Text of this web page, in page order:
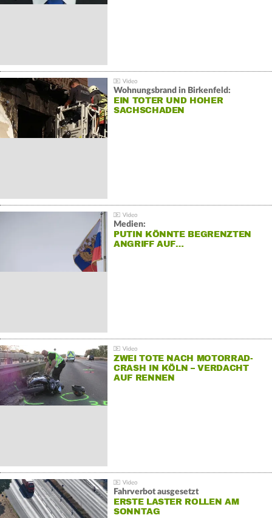
Wohnungsbrand in Birkenfeld:
EIN TOTER UND HOHER
SACHSCHADEN
Medien:
PUTIN KÖNNTE BEGRENZTEN
ANGRIFF AUF…
ZWEI TOTE NACH MOTORRAD-
CRASH IN KÖLN – VERDACHT
AUF RENNEN
Fahrverbot ausgesetzt
ERSTE LASTER ROLLEN AM
SONNTAG